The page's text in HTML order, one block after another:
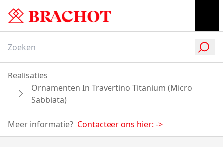
Realisaties
Ornamenten In Travertino Titanium (Micro
Sabbiata)
Meer informatie? Contacteer ons hier: ->